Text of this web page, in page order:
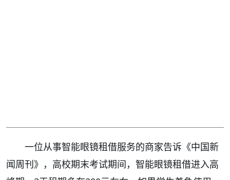
一位从事智能眼镜租借服务的商家告诉《中国新
闻周刊》，高校期末考试期间，智能眼镜租借进入高